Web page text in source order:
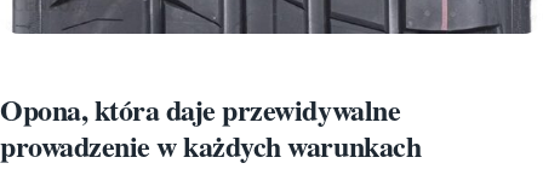
Opona, która daje przewidywalne
prowadzenie w każdych warunkach